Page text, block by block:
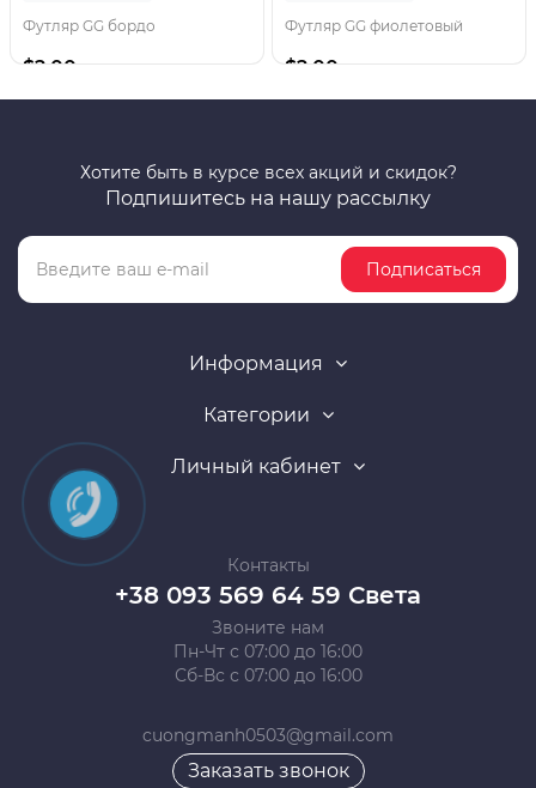
Футляр GG бордо
$2.00
Футляр GG фиолетовый
$2.00
Хотите быть в курсе всех акций и скидок?
Подпишитесь на нашу рассылку
Подписаться
Информация
Категории
Личный кабинет
Контакты
+38 093 569 64 59 Света
Звоните нам
Пн-Чт с 07:00 до 16:00
Сб-Вс с 07:00 до 16:00
cuongmanh0503@gmail.com
Заказать звонок